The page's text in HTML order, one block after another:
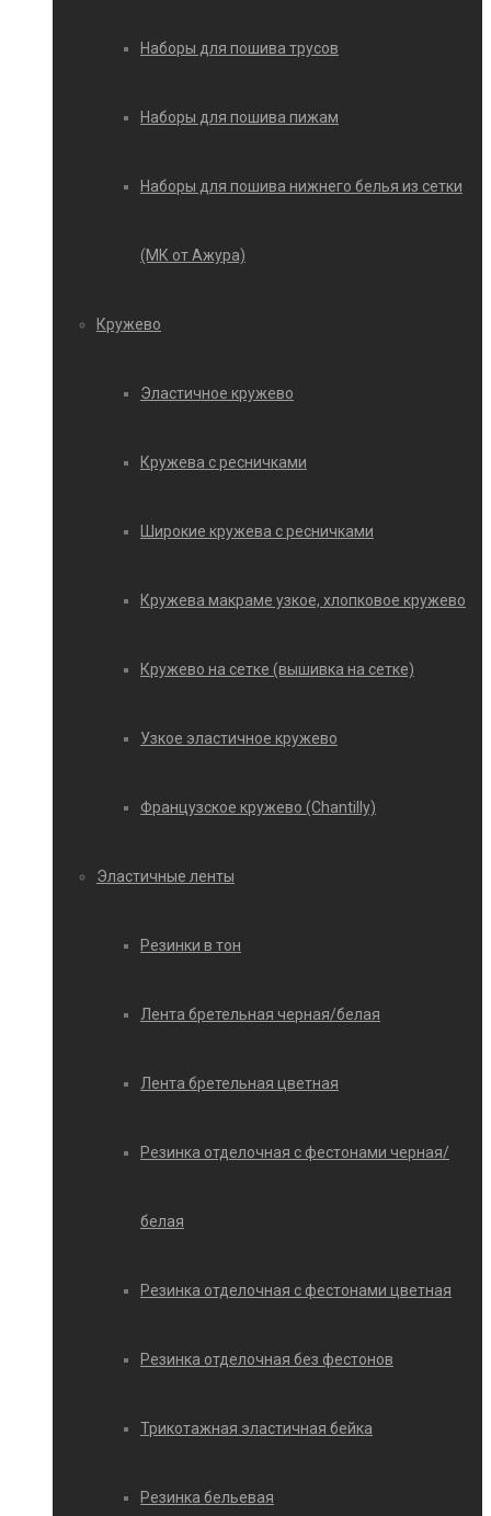
Наборы для пошива трусов
Наборы для пошива пижам
Наборы для пошива нижнего белья из сетки
(МК от Ажура)
Кружево
Эластичное кружево
Кружева с ресничками
Широкие кружева с ресничками
Кружева макраме узкое, хлопковое кружево
Кружево на сетке (вышивка на сетке)
Узкое эластичное кружево
Французское кружево (Chantilly)
Эластичные ленты
Резинки в тон
Лента бретельная черная/белая
Лента бретельная цветная
Резинка отделочная с фестонами черная/
белая
Резинка отделочная с фестонами цветная
Резинка отделочная без фестонов
Трикотажная эластичная бейка
Резинка бельевая